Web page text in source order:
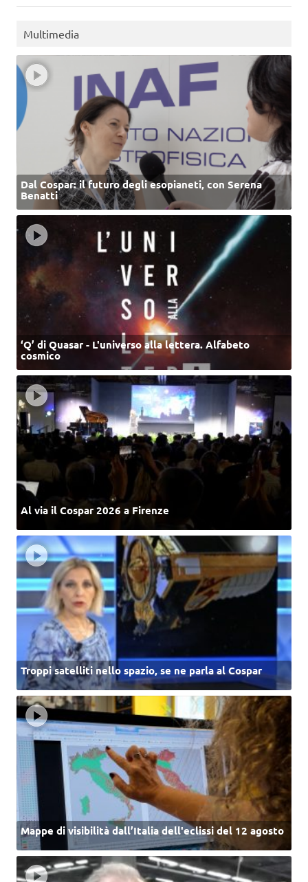
Multimedia
Dal Cospar: il futuro degli esopianeti, con Serena
Benatti
‘Q’ di Quasar - L'universo alla lettera. Alfabeto
cosmico
Al via il Cospar 2026 a Firenze
Troppi satelliti nello spazio, se ne parla al Cospar
Mappe di visibilità dall’Italia dell'eclissi del 12 agosto